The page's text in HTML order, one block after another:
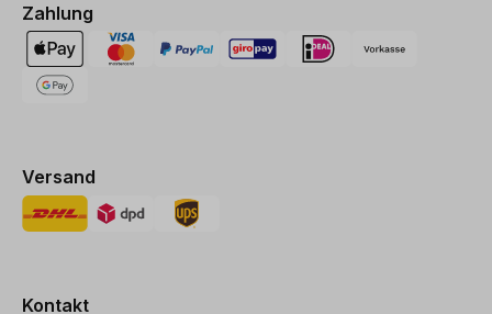
Zahlung
Versand
Kontakt